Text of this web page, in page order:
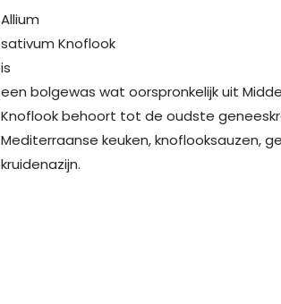
Allium
sativum Knoflook
is
een bolgewas wat oorspronkelijk uit
Knoflook behoort tot de oudste
Mediterraanse keuken, knoflooksauzen,
kruidenazijn.